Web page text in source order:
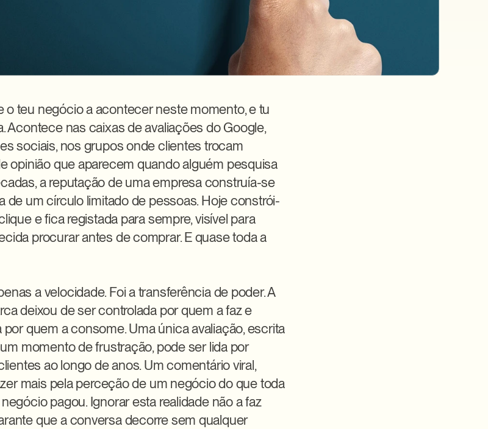
o teu negócio a acontecer neste momento, e tu
Acontece nas caixas de avaliações do Google,
sociais, nos grupos onde clientes trocam
opinião que aparecem quando alguém pesquisa
a reputação de uma empresa construía-se
de um círculo limitado de pessoas. Hoje constrói-
e fica registada para sempre, visível para
procurar antes de comprar. E quase toda a
a velocidade. Foi a transferência de poder. A
deixou de ser controlada por quem a faz e
quem a consome. Uma única avaliação, escrita
momento de frustração, pode ser lida por
ao longo de anos. Um comentário viral,
mais pela perceção de um negócio do que toda
pagou. Ignorar esta realidade não a faz
que a conversa decorre sem qualquer